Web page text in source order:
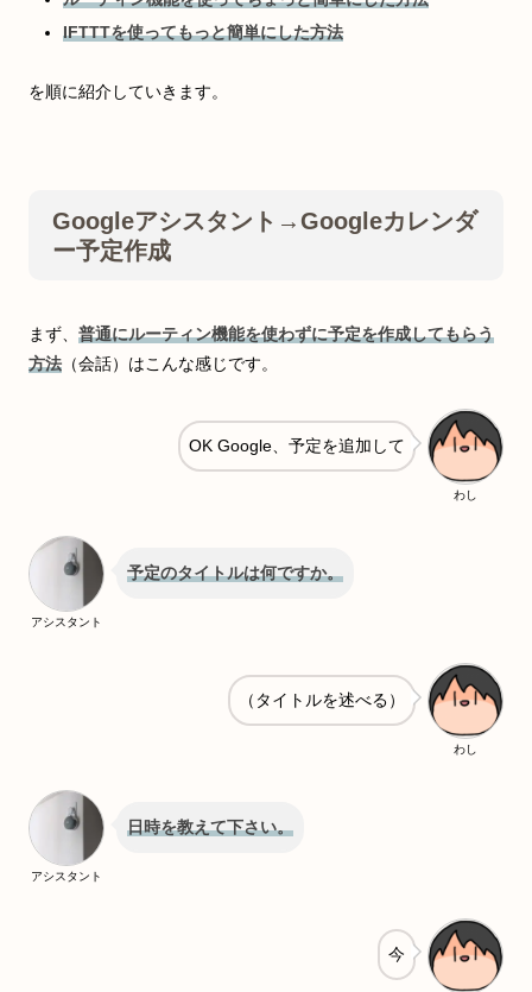
IFTTTを使ってもっと簡単にした方法
を順に紹介していきます。
Googleアシスタント→Googleカレンダ
ー予定作成
まず、 普通にルーティン機能を使わずに予定を作成してもらう
方法 （会話）はこんな感じです。
わし
OK Google、予定を追加して
アシスタント
予定のタイトルは何ですか。
わし
（タイトルを述べる）
アシスタント
日時を教えて下さい。
今